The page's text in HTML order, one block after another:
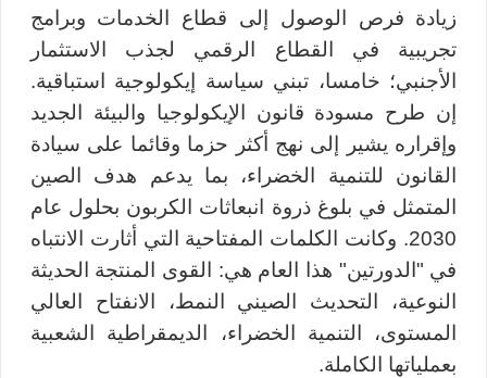
زيادة فرص الوصول إلى قطاع الخدمات وبرامج
تجريبية في القطاع الرقمي لجذب الاستثمار
الأجنبي؛ خامسا، تبني سياسة إيكولوجية استباقية.
إن طرح مسودة قانون الإيكولوجيا والبيئة الجديد
وإقراره يشير إلى نهج أكثر حزما وقائما على سيادة
القانون للتنمية الخضراء، بما يدعم هدف الصين
المتمثل في بلوغ ذروة انبعاثات الكربون بحلول عام
2030. وكانت الكلمات المفتاحية التي أثارت الانتباه
في "الدورتين" هذا العام هي: القوى المنتجة الحديثة
النوعية، التحديث الصيني النمط، الانفتاح العالي
المستوى، التنمية الخضراء، الديمقراطية الشعبية
بعملياتها الكاملة.